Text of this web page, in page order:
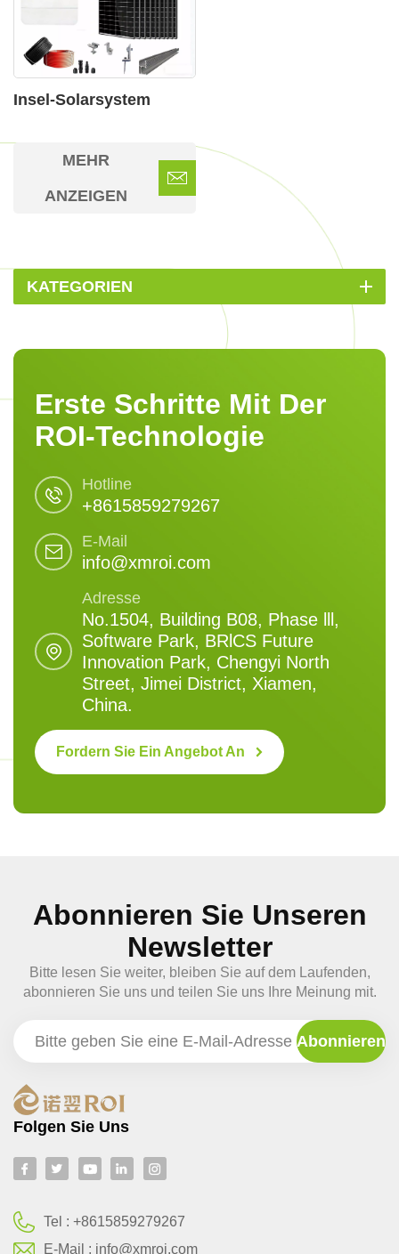
Insel-Solarsystem
MEHR
ANZEIGEN
KATEGORIEN
Erste Schritte Mit Der
ROI-Technologie
Hotline
+8615859279267
E-Mail
info@xmroi.com
Adresse
No.1504, Building B08, Phase lll,
Software Park, BRlCS Future
Innovation Park, Chengyi North
Street, Jimei District, Xiamen,
China.
Fordern Sie Ein Angebot An
Abonnieren Sie Unseren
Newsletter
Bitte lesen Sie weiter, bleiben Sie auf dem Laufenden,
abonnieren Sie uns und teilen Sie uns Ihre Meinung mit.
Folgen Sie Uns
Tel :+8615859279267
E-Mail : info@xmroi.com